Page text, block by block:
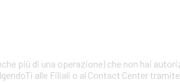
più di una operazione) che non hai
alle Filiali o al Contact Center